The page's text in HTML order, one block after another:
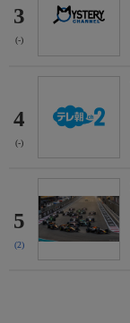
3
(-)
4
(-)
5
(2)